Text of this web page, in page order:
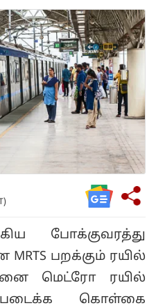
போக்குவரத்து
பறக்கும் ரயில்
மெட்ரோ ரயில்
கொள்கை